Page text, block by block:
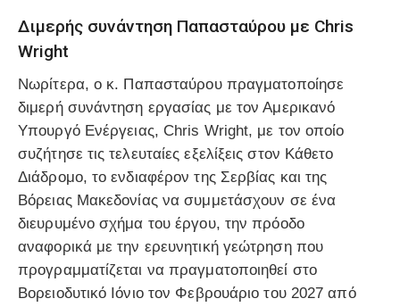
Διμερής συνάντηση Παπασταύρου με Chris
Wright
Νωρίτερα, ο κ. Παπασταύρου πραγματοποίησε
διμερή συνάντηση εργασίας με τον Αμερικανό
Υπουργό Ενέργειας, Chris Wright, με τον οποίο
συζήτησε τις τελευταίες εξελίξεις στον Κάθετο
Διάδρομο, το ενδιαφέρον της Σερβίας και της
Βόρειας Μακεδονίας να συμμετάσχουν σε ένα
διευρυμένο σχήμα του έργου, την πρόοδο
αναφορικά με την ερευνητική γεώτρηση που
προγραμματίζεται να πραγματοποιηθεί στο
Βορειοδυτικό Ιόνιο τον Φεβρουάριο του 2027 από